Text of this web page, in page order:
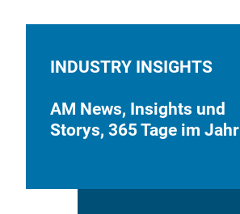
INDUSTRY INSIGHTS
AM News, Insights und
Storys, 365 Tage im Jahr